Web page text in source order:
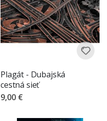
Plagát - Dubajská
cestná sieť
9,00 €